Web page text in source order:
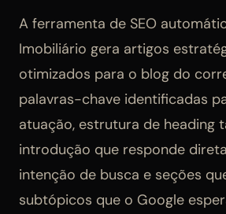
A ferramenta de SEO
Imobiliário gera artigos
otimizados para o blog do
palavras-chave identificadas
atuação, estrutura de heading
introdução que responde
intenção de busca e seções
subtópicos que o Google